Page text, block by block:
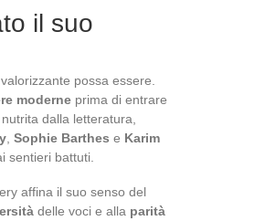
il suo
possa essere.
moderne prima di entrare
dalla letteratura,
Sophie Barthes e Karim
sentieri battuti.
affina il suo senso del
delle voci e alla parità